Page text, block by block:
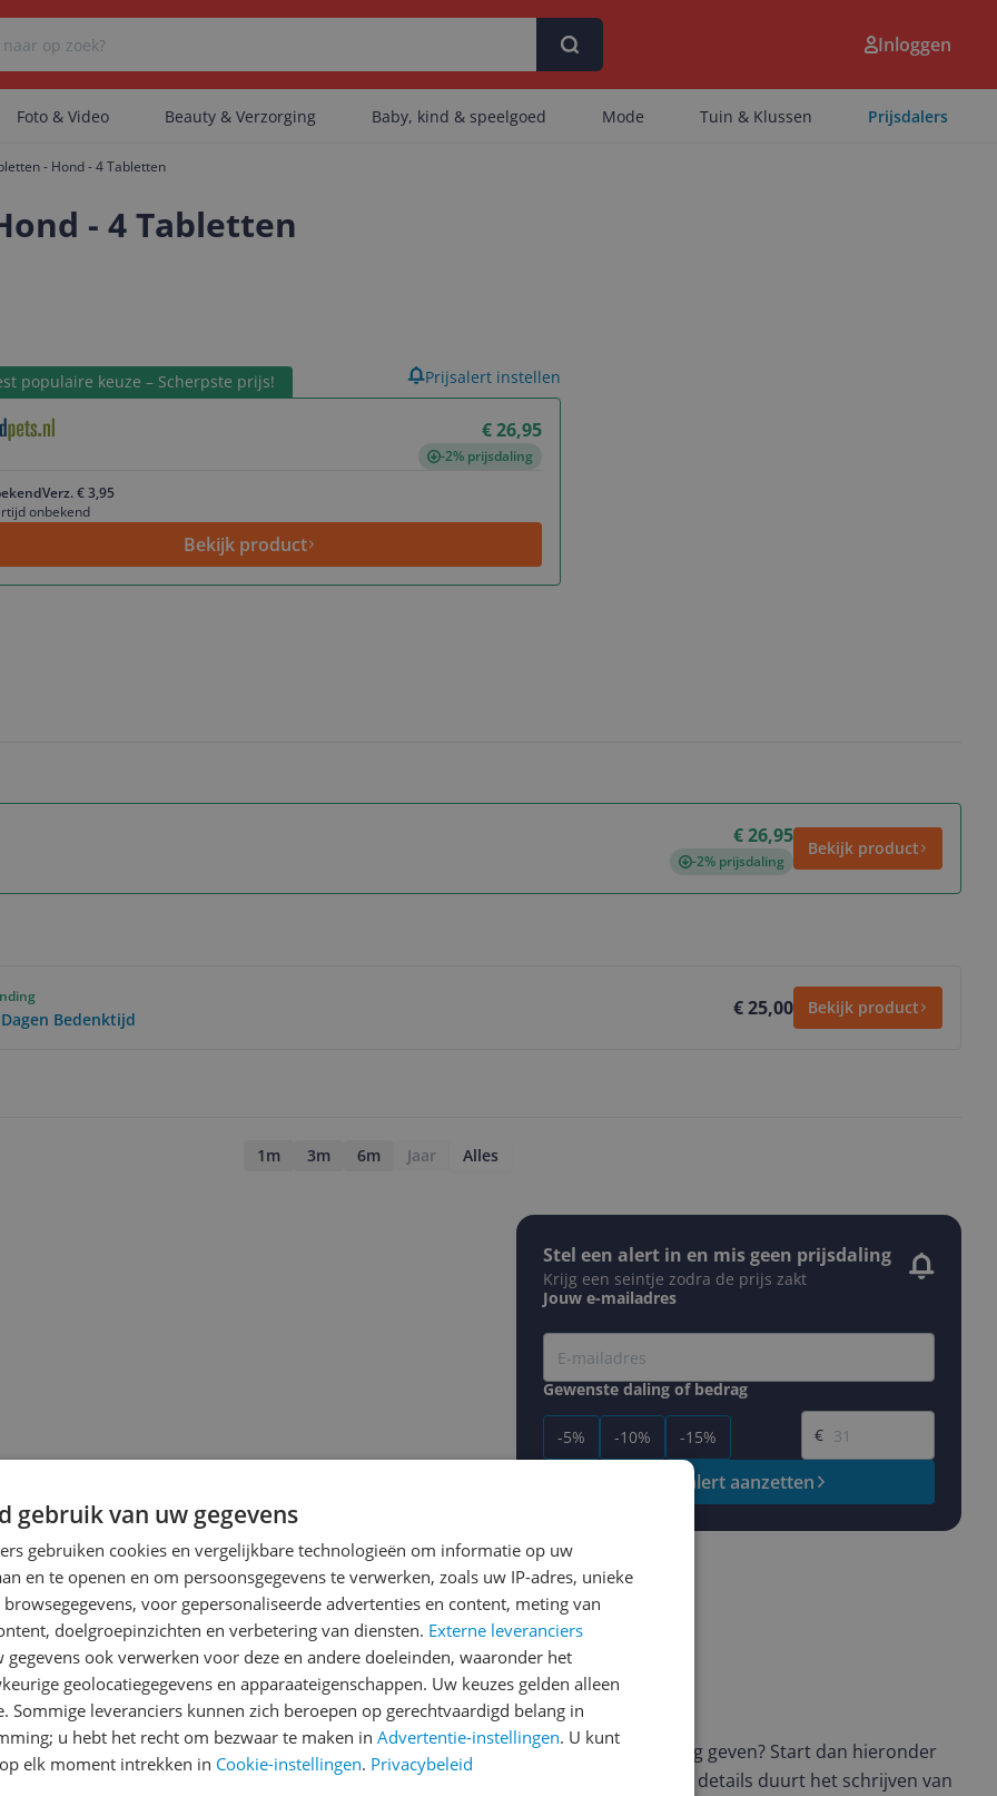
Er zijn geen categorieën gevonden.
Er zijn geen artikelen gevonden.
Inloggen
Foto & Video Beauty & Verzorging Baby, kind & speelgoed Mode Tuin & Klussen Prijsdalers
- Hond - 4 Tabletten
- 4 Tabletten
populaire keuze – Scherpste prijs!
€ 26,95
-2% prijsdaling
Verz. € 3,95
onbekend
Bekijk product
Prijsalert instellen
€ 26,95
-2% prijsdaling
Bekijk product
Bedenktijd € 25,00 Bekijk product
1m 3m 6m Jaar Alles
Stel een alert in en mis geen prijsdaling
Krijg een seintje zodra de prijs zakt
Jouw e-mailadres
Gewenste daling of bedrag
-5% -10% -15%
Gewenste prijs
€
Prijsalert aanzetten
Reviews
Er zijn nog geen reviews geschreven
Heb jij dit product in bezit en wil je graag je mening geven? Start dan hieronder
met het schrijven van je review. Afhankelijk van de details duurt het schrijven van
gebruik van uw gegevens
gebruiken cookies en vergelijkbare technologieën om informatie op uw
en te openen en om persoonsgegevens te verwerken, zoals uw IP-adres, unieke
voor gepersonaliseerde advertenties en content, meting van
doelgroepinzichten en verbetering van diensten. Externe leveranciers
gegevens ook verwerken voor deze en andere doeleinden, waaronder het
geolocatiegegevens en apparaateigenschappen. Uw keuzes gelden alleen
Sommige leveranciers kunnen zich beroepen op gerechtvaardigd belang in
u hebt het recht om bezwaar te maken in Advertentie-instellingen. U kunt
elk moment intrekken in Cookie-instellingen. Privacybeleid